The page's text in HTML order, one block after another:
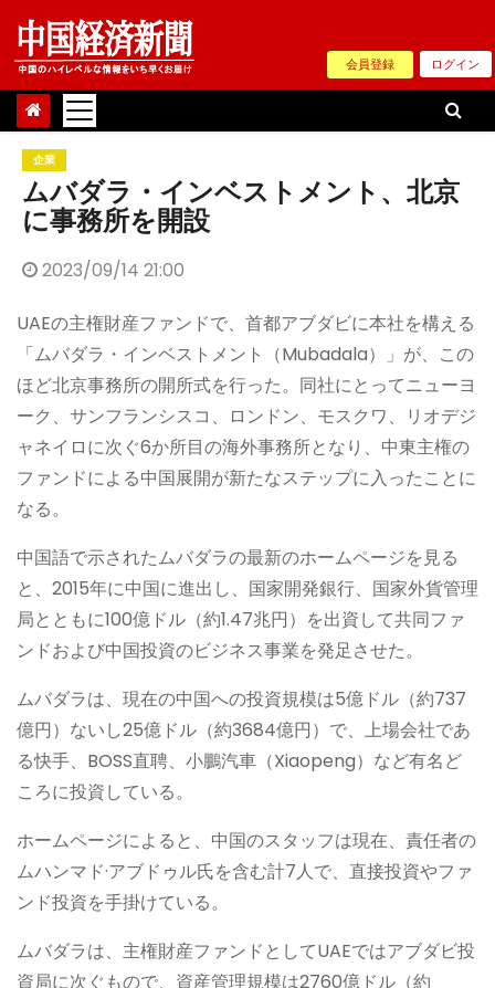
Skip
content
会員登録 ログイン
企業
ムバダラ・インベストメント、北京
に事務所を開設
2023/09/14 21:00
UAEの主権財産ファンドで、首都アブダビに本社を構える
「ムバダラ・インベストメント（Mubadala）」が、この
ほど北京事務所の開所式を行った。同社にとってニューヨ
ーク、サンフランシスコ、ロンドン、モスクワ、リオデジ
ャネイロに次ぐ6か所目の海外事務所となり、中東主権の
ファンドによる中国展開が新たなステップに入ったことに
なる。
中国語で示されたムバダラの最新のホームページを見る
と、2015年に中国に進出し、国家開発銀行、国家外貨管理
局とともに100億ドル（約1.47兆円）を出資して共同ファ
ンドおよび中国投資のビジネス事業を発足させた。
ムバダラは、現在の中国への投資規模は5億ドル（約737
億円）ないし25億ドル（約3684億円）で、上場会社であ
る快手、BOSS直聘、小鵬汽車（Xiaopeng）など有名ど
ころに投資している。
ホームページによると、中国のスタッフは現在、責任者の
ムハンマド·アブドゥル氏を含む計7人で、直接投資やファ
ンド投資を手掛けている。
ムバダラは、主権財産ファンドとしてUAEではアブダビ投
資局に次ぐもので、資産管理規模は2760億ドル（約